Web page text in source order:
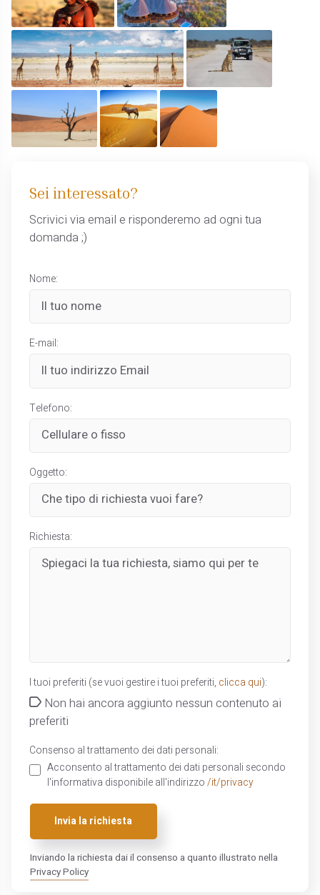
Sei interessato?
Scrivici via email e risponderemo ad ogni tua
domanda ;)
Nome:
E-mail:
Telefono:
Oggetto:
Richiesta:
I tuoi preferiti (se vuoi gestire i tuoi preferiti, clicca qui):
Non hai ancora aggiunto nessun contenuto ai
preferiti
Consenso al trattamento dei dati personali:
Acconsento al trattamento dei dati personali secondo
l'informativa disponibile all'indirizzo /it/privacy
Invia la richiesta
Inviando la richiesta dai il consenso a quanto illustrato nella
Privacy Policy